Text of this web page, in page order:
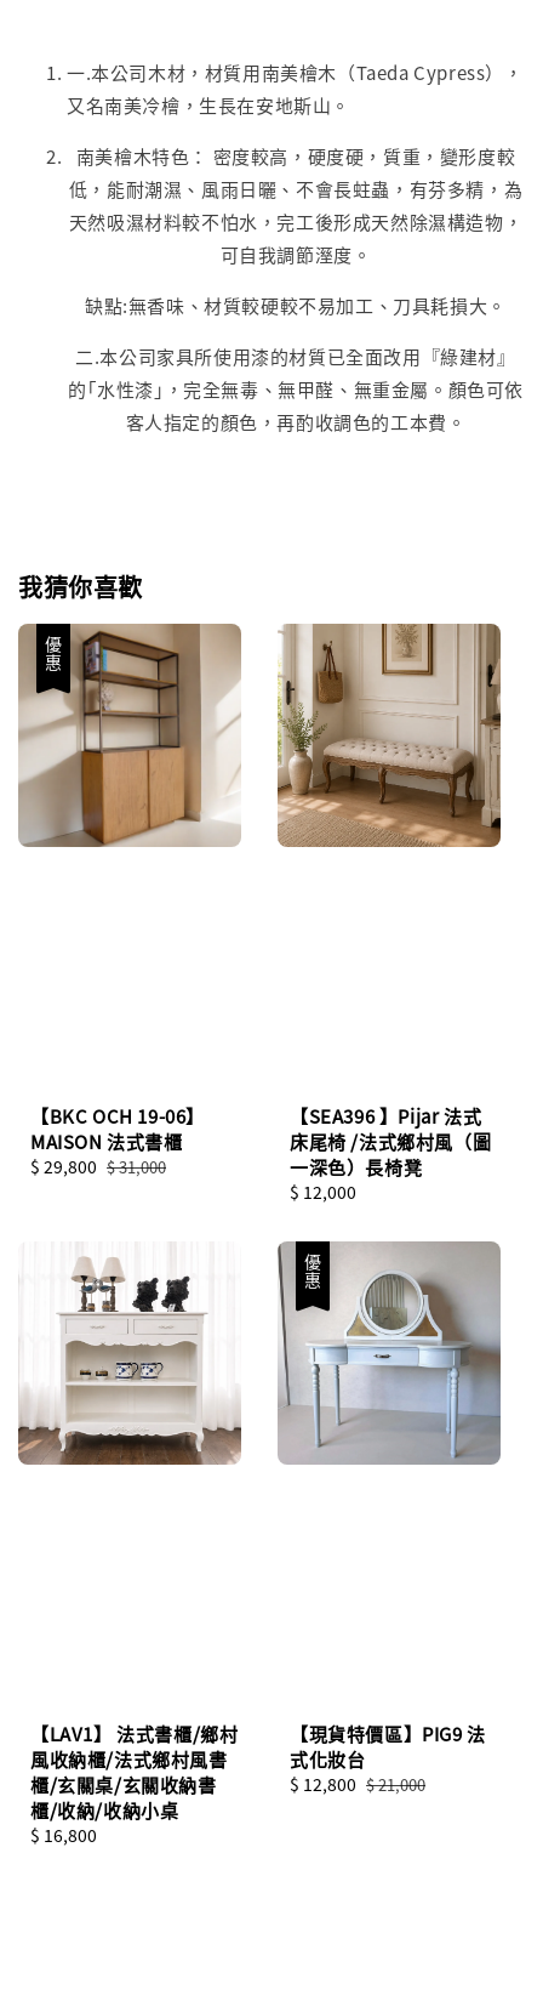
一.本公司木材，材質用南美檜木（Taeda Cypress），
又名南美冷檜，生長在安地斯山。
南美檜木特色： 密度較高，硬度硬，質重，變形度較
低，能耐潮濕、風雨日曬、不會長蛀蟲，有芬多精，為
天然吸濕材料較不怕水，完工後形成天然除濕構造物，
可自我調節溼度。
缺點:無香味、材質較硬較不易加工、刀具耗損大。
二.本公司家具所使用漆的材質已全面改用『綠建材』
的｢水性漆｣，完全無毒、無甲醛、無重金屬。顏色可依
客人指定的顏色，再酌收調色的工本費。
我猜你喜歡
優惠
【BKC OCH 19-06】
MAISON 法式書櫃
Sale
$ 29,800 Regular
$ 31,000
【SEA396 】Pijar 法式
床尾椅 /法式鄉村風（圖
一深色）長椅凳
Regular
$ 12,000
【LAV1】 法式書櫃/鄉村
風收納櫃/法式鄉村風書
櫃/玄關桌/玄關收納書
櫃/收納/收納小桌
Regular
$ 16,800
優惠
【現貨特價區】PIG9 法
式化妝台
Sale
$ 12,800 Regular
$ 21,000